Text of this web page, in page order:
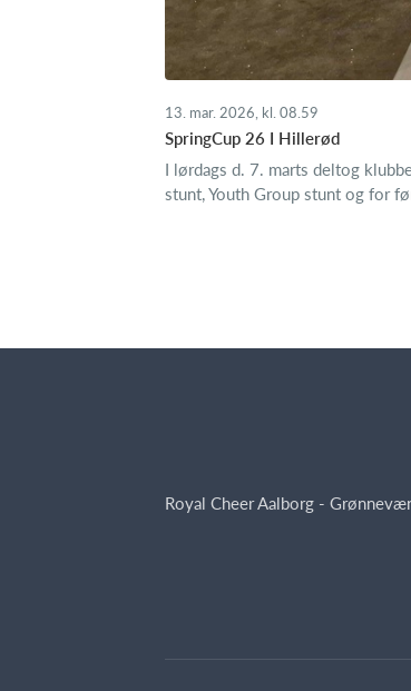
13. mar. 2026, kl. 08.59
SpringCup 26 I Hillerød
I lørdags d. 7. marts deltog
stunt, Youth Group stunt og for
Royal Cheer Aalborg -